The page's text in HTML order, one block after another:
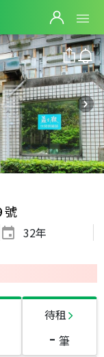
號
32年
待租
- 筆